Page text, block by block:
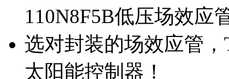
110N8F5B低压场效应
选对封装的场效应管
太阳能控制器！